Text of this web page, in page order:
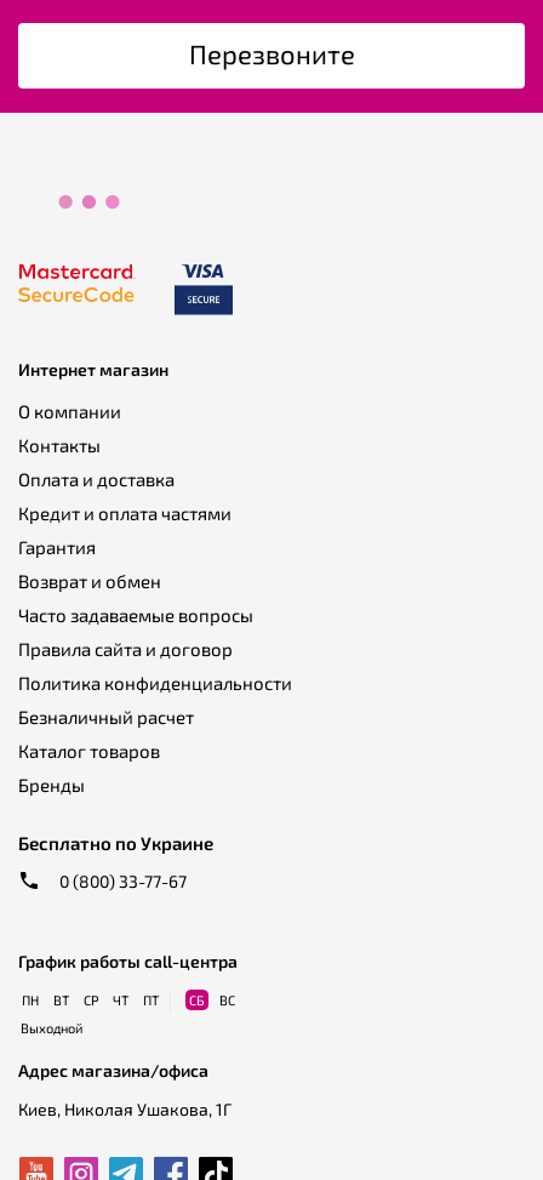
Перезвоните
Бесплатно по Украине
0 (800) 33-77-67
Интернет магазин
О компании
Контакты
Оплата и доставка
Кредит и оплата частями
Гарантия
Возврат и обмен
Часто задаваемые вопросы
Правила сайта и договор
Политика конфиденциальности
Безналичный расчет
Каталог товаров
Бренды
График работы call-центра
ПН ВТ СР ЧТ ПТ СБ
ВС
Выходной
Адрес магазина/офиса
Киев, Николая Ушакова, 1Г